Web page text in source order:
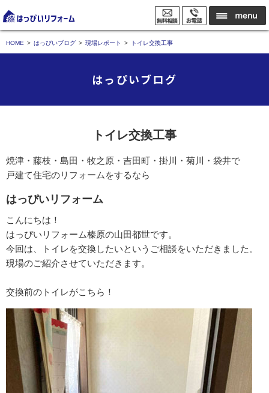
HOME はっぴいブログ 現場レポート トイレ交換工事
はっぴいブログ
トイレ交換工事
焼津・藤枝・島田・牧之原・吉田町・掛川・菊川・袋井で
戸建て住宅のリフォームをするなら
はっぴいリフォーム
こんにちは！
はっぴいリフォーム榛原の山田都世です。
今回は、トイレを交換したいというご相談をいただきました。
現場のご紹介させていただきます。
交換前のトイレがこちら！